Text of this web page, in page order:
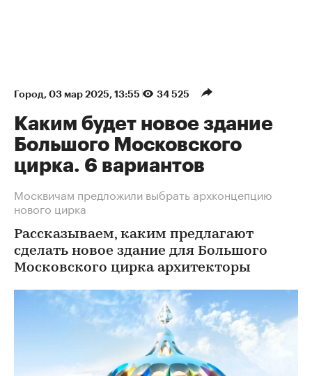
Город⁠, 03 мар 2025, 13:55 34 525
Каким будет новое здание
Большого Московского
цирка. 6 вариантов
Москвичам предложили выбрать архконцепцию
нового цирка
Рассказываем, каким предлагают
сделать новое здание для Большого
Московского цирка архитекторы